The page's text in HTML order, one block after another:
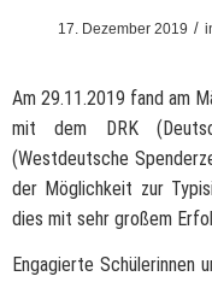
17. Dezember 2019 /
Am 29.11.2019 fand am
mit dem DRK
(Westdeutsche
der Möglichkeit zur
dies mit sehr großem
Engagierte Schülerinnen